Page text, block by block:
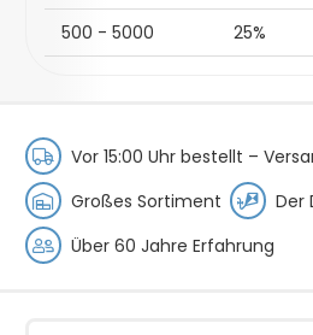
500 - 5000
25%
Vor 15:00 Uhr bestellt –
Großes Sortiment
Der
Über 60 Jahre Erfahrung